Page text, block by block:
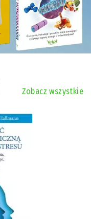
Zobacz wszystkie